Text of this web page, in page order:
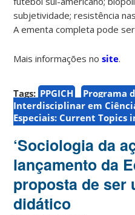
subjetividade; resistência
A ementa completa pode
Mais informações nosite.
Tags: PPGICH
Programa
Interdisciplinar em
Especiais: Current Topics
‘Sociologia da
lançamento da
proposta de ser
didático